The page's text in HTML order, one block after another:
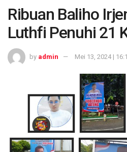
Ribuan Baliho
Luthfi Penuhi 21
by admin Mei 13, 2024 |